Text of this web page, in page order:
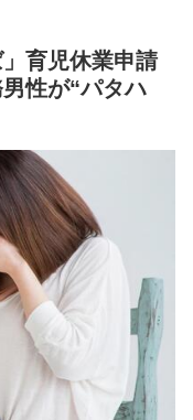
(8/6 04:00)
まとめサイトアン
ない「最強の
すぎる… / NEWま
“世の中お金じゃな
寂しい人間にはな
テナ！ NEW!
クー、ドンキーコ
トアンテナ！
いいいいいいいい
タ・オールジャン
」育児休業申請
性が“パタハ